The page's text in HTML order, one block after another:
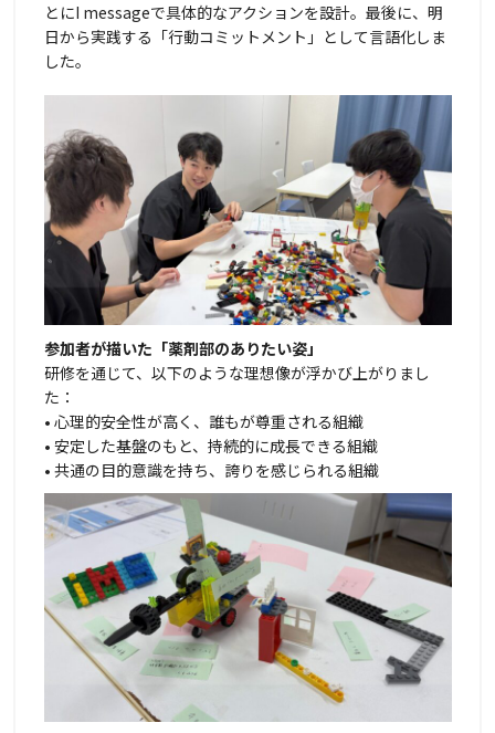
とにI messageで具体的なアクションを設計。最後に、明
日から実践する「行動コミットメント」として言語化しま
した。
参加者が描いた「薬剤部のありたい姿」
研修を通じて、以下のような理想像が浮かび上がりまし
た：
• 心理的安全性が高く、誰もが尊重される組織
• 安定した基盤のもと、持続的に成長できる組織
• 共通の目的意識を持ち、誇りを感じられる組織